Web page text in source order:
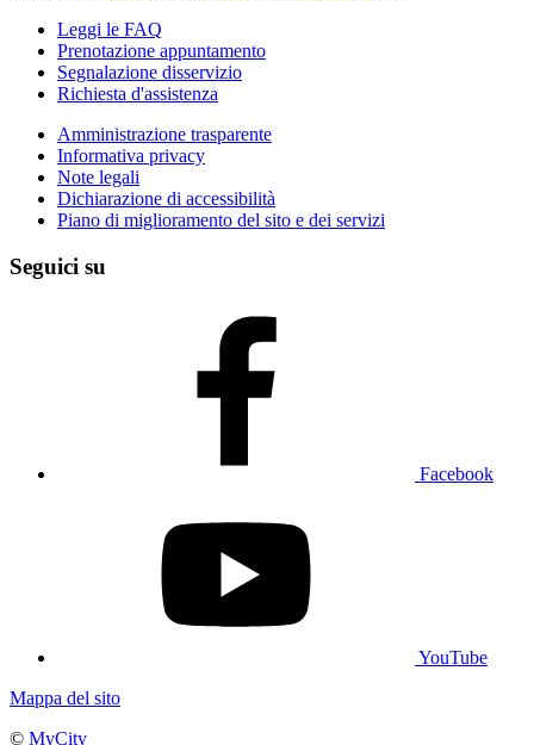
Leggi le FAQ
Prenotazione appuntamento
Segnalazione disservizio
Richiesta d'assistenza
Amministrazione trasparente
Informativa privacy
Note legali
Dichiarazione di accessibilità
Piano di miglioramento del sito e dei servizi
Seguici su
Facebook
YouTube
Mappa del sito
© MyCity